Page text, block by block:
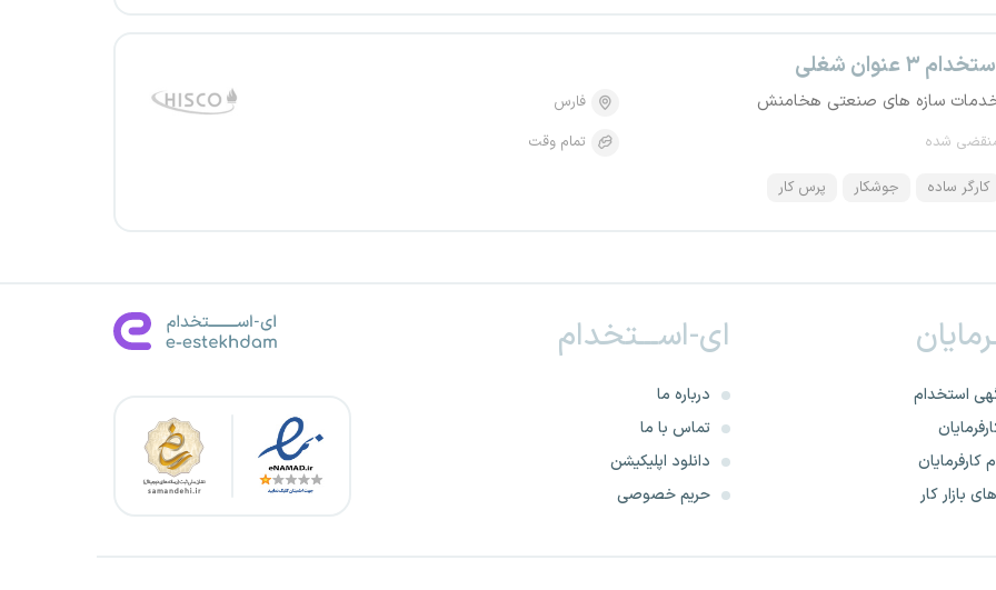
۳ عنوان شغلی
سازه های صنعتی هخامنش
شده
فارس
تمام وقت
کارگر ساده جوشکار پرس کار
استخدام
کارفرمایان
بازار کار
ای-اســـتخدام
درباره ما
تماس با ما
دانلود اپلیکیشن
حریم خصوصی